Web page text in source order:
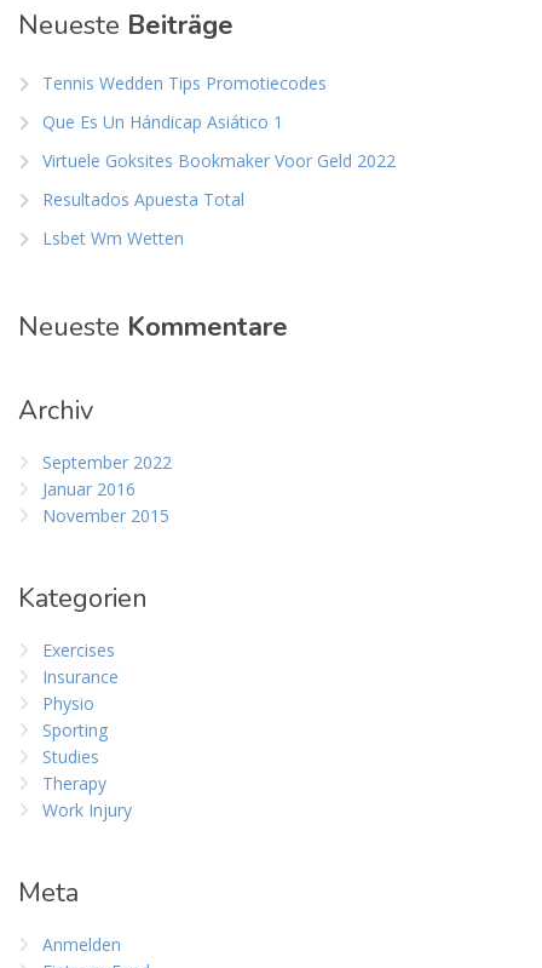
Neueste Beiträge
Tennis Wedden Tips Promotiecodes
Que Es Un Hándicap Asiático 1
Virtuele Goksites Bookmaker Voor Geld 2022
Resultados Apuesta Total
Lsbet Wm Wetten
Neueste Kommentare
Archiv
September 2022
Januar 2016
November 2015
Kategorien
Exercises
Insurance
Physio
Sporting
Studies
Therapy
Work Injury
Meta
Anmelden